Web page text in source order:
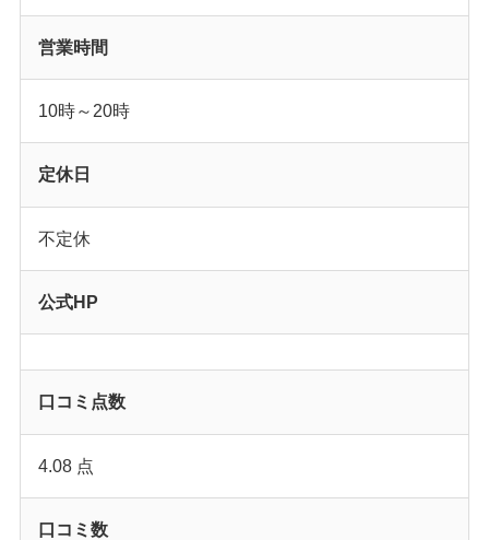
営業時間
10時～20時
定休日
不定休
公式HP
口コミ点数
4.08 点
口コミ数